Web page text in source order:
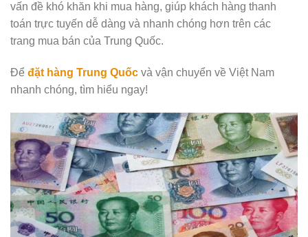
vấn đề khó khăn khi mua hàng, giúp khách hàng thanh
toán trực tuyến dễ dàng và nhanh chóng hơn trên các
trang mua bán của Trung Quốc.
Để đặt hàng Trung Quốc và vận chuyển về Việt Nam
nhanh chóng, tìm hiểu ngay!